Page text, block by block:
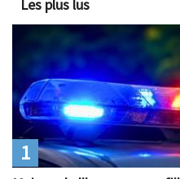
Les plus lus
1